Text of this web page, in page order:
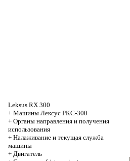
Leksus RX 300
+ Машины Лексус РКС-300
+ Органы направления и получения
использования
+ Налаживание и текущая служба
машины
+ Двигатель